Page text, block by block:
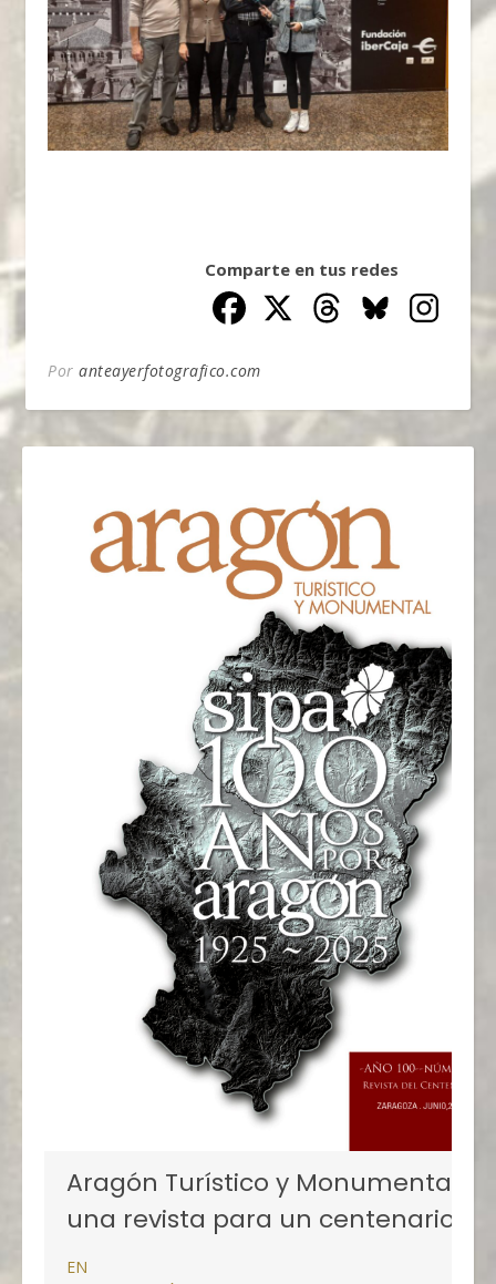
Comparte en tus redes
Por anteayerfotografico.com
Aragón Turístico y Monumental,
una revista para un centenario
EN